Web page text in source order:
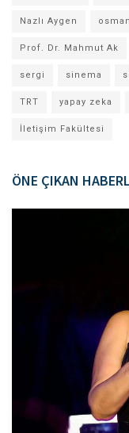
Nazlı Aygen
Prof. Dr. Mahmut Ak
sergi sinema
TRT yapay zeka
İletişim Fakültesi
ÖNE ÇIKAN